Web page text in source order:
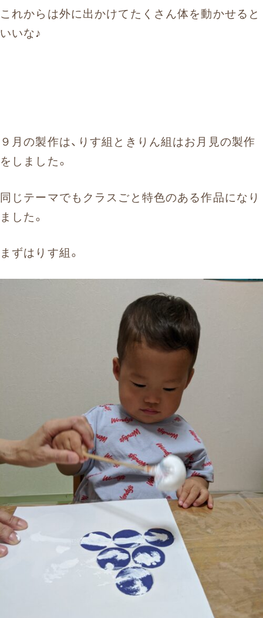
これからは外に出かけてたくさん体を動かせると
いいな♪
９月の製作は、りす組ときりん組はお月見の製作
をしました。
同じテーマでもクラスごと特色のある作品になり
ました。
まずはりす組。